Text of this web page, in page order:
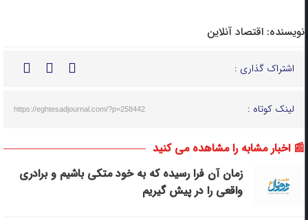
نویسنده: اقتصاد آنلاین
اشتراک گذاری :
لینک کوتاه : https://eghtesadjournal.com/?p=258442
📰 اخبار مشابه را مشاهده می کنید
زمان آن فرا رسیده که به خود متکی باشیم و برادری
واقعی را در پیش گیریم